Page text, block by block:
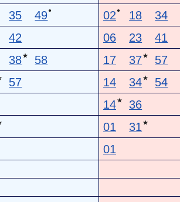
35 49● 02 ● 18 34
42 06 23 41
38★ 58 17 37★ 57
57 14 34★ 54
14★ 36
01 31 ★
01